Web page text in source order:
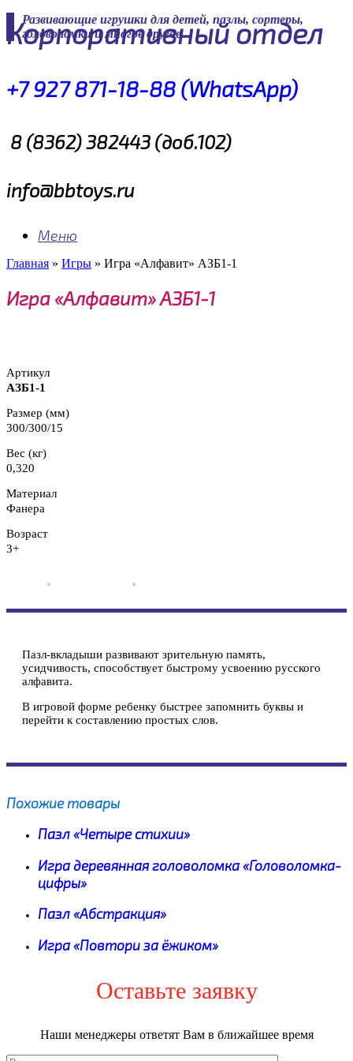
Skip
to
content
Развивающие игрушки для детей, пазлы, сортеры,
головоломки и многое другое
Корпоративный отдел
+7 927 871-18-88 (WhatsApp)
8 (8362) 382443 (доб.102)
info@bbtoys.ru
Меню
Главная » Игры » Игра «Алфавит» АЗБ1-1
Игра «Алфавит» АЗБ1-1
Артикул
АЗБ1-1
Размер (мм)
300/300/15
Вес (кг)
0,320
Материал
Фанера
Возраст
3+
Пазл-вкладыши развивают зрительную память,
усидчивость, способствует быстрому усвоению русского
алфавита.
В игровой форме ребенку быстрее запомнить буквы и
перейти к составлению простых слов.
Похожие товары
Пазл «Четыре стихии»
Игра деревянная головоломка «Головоломка-
цифры»
Пазл «Абстракция»
Игра «Повтори за ёжиком»
Оставьте заявку
Наши менеджеры ответят Вам в ближайшее время